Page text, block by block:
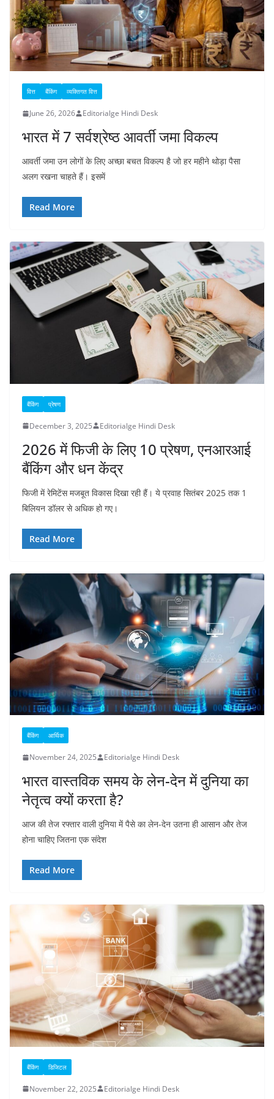
वित्त बैंकिंग व्यक्तिगत वित्त
June 26, 2026 Editorialge Hindi Desk
भारत में 7 सर्वश्रेष्ठ आवर्ती जमा विकल्प
आवर्ती जमा उन लोगों के लिए अच्छा बचत विकल्प है जो हर महीने थोड़ा पैसा
अलग रखना चाहते हैं। इसमें
Read More
बैंकिंग प्रेषण
December 3, 2025 Editorialge Hindi Desk
2026 में फिजी के लिए 10 प्रेषण, एनआरआई
बैंकिंग और धन केंद्र
फिजी में रेमिटेंस मजबूत विकास दिखा रही हैं। ये प्रवाह सितंबर 2025 तक 1
बिलियन डॉलर से अधिक हो गए।
Read More
बैंकिंग आर्थिक
November 24, 2025 Editorialge Hindi Desk
भारत वास्तविक समय के लेन-देन में दुनिया का
नेतृत्व क्यों करता है?
आज की तेज रफ्तार वाली दुनिया में पैसे का लेन-देन उतना ही आसान और तेज
होना चाहिए जितना एक संदेश
Read More
बैंकिंग डिजिटल
November 22, 2025 Editorialge Hindi Desk